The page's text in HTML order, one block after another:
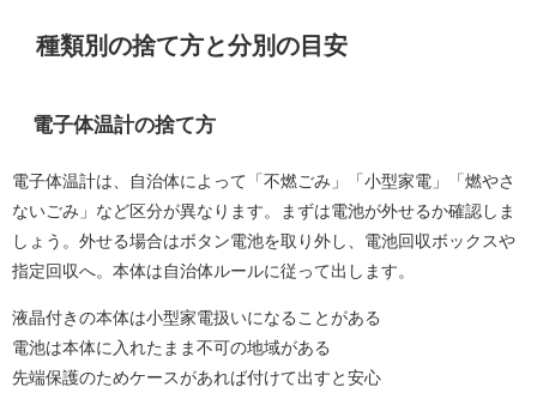
種類別の捨て方と分別の目安
電子体温計の捨て方
電子体温計は、自治体によって「不燃ごみ」「小型家電」「燃やさ
ないごみ」など区分が異なります。まずは電池が外せるか確認しま
しょう。外せる場合はボタン電池を取り外し、電池回収ボックスや
指定回収へ。本体は自治体ルールに従って出します。
液晶付きの本体は小型家電扱いになることがある
電池は本体に入れたまま不可の地域がある
先端保護のためケースがあれば付けて出すと安心